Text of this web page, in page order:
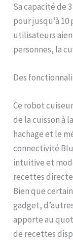
Sa capacité de
pour jusqu’à
utilisateurs
personnes, la
Des
Ce robot
de la cuisson à
hachage et le
connectivité
intuitive et
recettes
Bien que
gadget,
apporte au
de recettes